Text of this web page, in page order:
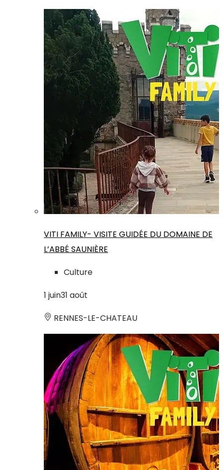
VITI FAMILY- VISITE GUIDÉE DU DOMAINE DE
L’ABBÉ SAUNIÈRE
Culture
1 juin31 août
RENNES-LE-CHATEAU